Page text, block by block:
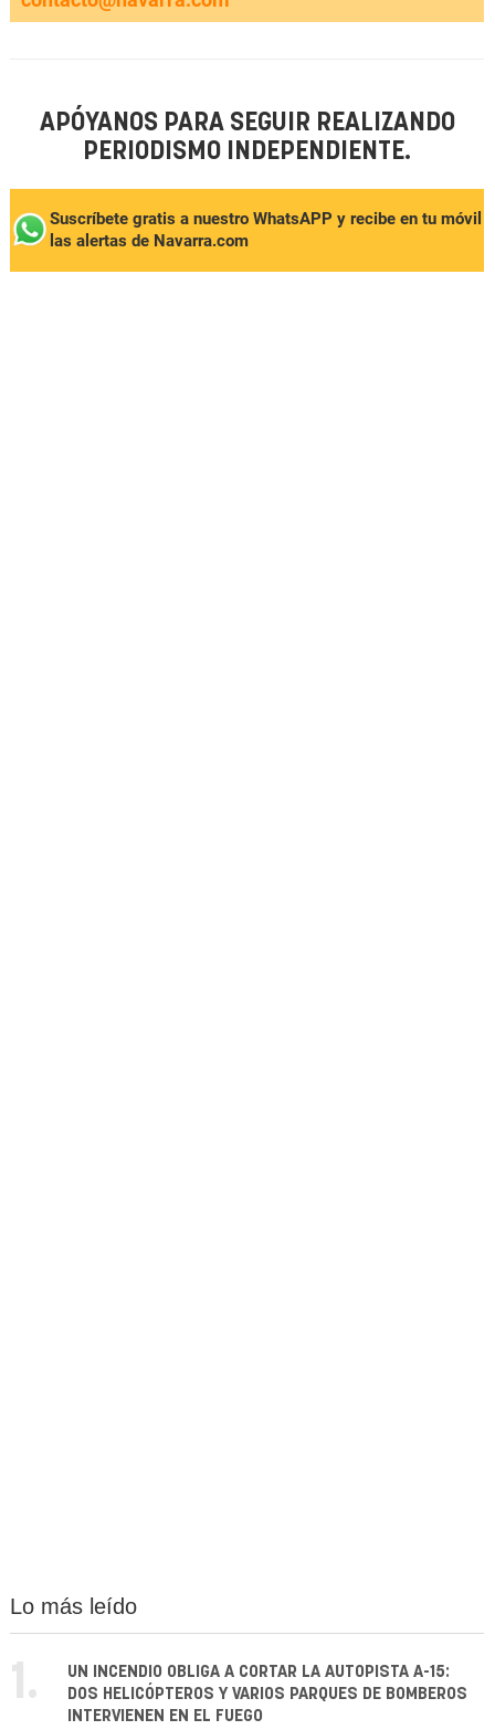
APÓYANOS PARA SEGUIR REALIZANDO
PERIODISMO INDEPENDIENTE.
Suscríbete gratis a nuestro WhatsAPP y recibe en tu móvil
las alertas de Navarra.com
Lo más leído
1.
UN INCENDIO OBLIGA A CORTAR LA AUTOPISTA A-15:
DOS HELICÓPTEROS Y VARIOS PARQUES DE BOMBEROS
INTERVIENEN EN EL FUEGO